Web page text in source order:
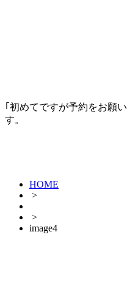
｢初めてですが予約をお願
す。
HOME
>
>
image4